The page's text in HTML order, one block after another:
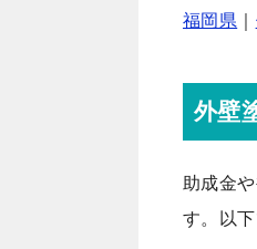
福岡県
外壁
助成金
す。以